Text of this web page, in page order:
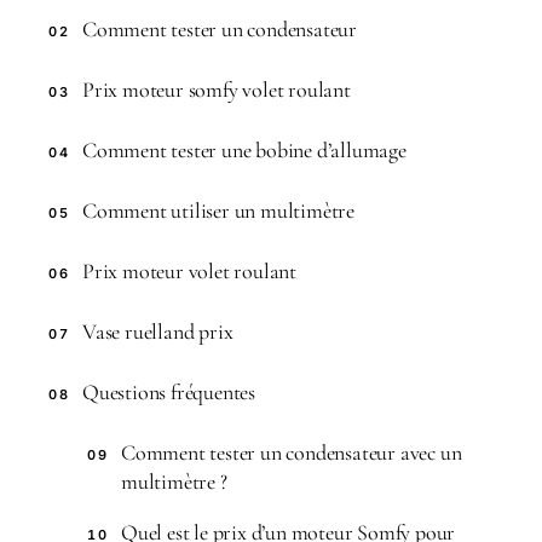
02 Comment tester un condensateur
03 Prix moteur somfy volet roulant
04 Comment tester une bobine d’allumage
05 Comment utiliser un multimètre
06 Prix moteur volet roulant
07 Vase ruelland prix
08 Questions fréquentes
09
Comment tester un condensateur avec un
multimètre ?
10 Quel est le prix d’un moteur Somfy pour